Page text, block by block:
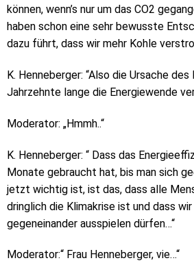
können, wenn’s nur um das CO2
haben schon eine sehr bewusste
dazu führt, dass wir mehr Kohle
K. Henneberger: “Also die Ursache
Jahrzehnte lange die Energiewende
Moderator: „Hmmh..“
K. Henneberger: “ Dass das
Monate gebraucht hat, bis man sich
jetzt wichtig ist, ist das, dass alle
dringlich die Klimakrise ist und dass
gegeneinander ausspielen dürfen…“
Moderator:“ Frau Henneberger, vie…“